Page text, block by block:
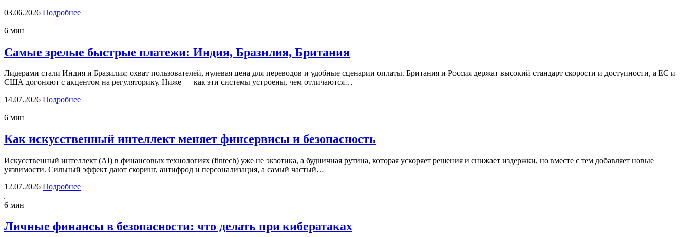
03.06.2026 Подробнее
6 мин
Самые зрелые быстрые платежи: Индия, Бразилия, Британия
Лидерами стали Индия и Бразилия: охват пользователей, нулевая цена для переводов и удобные сценарии оплаты. Британия и Россия держат высокий стандарт скорости и доступности, а ЕС и
США догоняют с акцентом на регуляторику. Ниже — как эти системы устроены, чем отличаются…
14.07.2026 Подробнее
6 мин
Как искусственный интеллект меняет финсервисы и безопасность
Искусственный интеллект (AI) в финансовых технологиях (fintech) уже не экзотика, а будничная рутина, которая ускоряет решения и снижает издержки, но вместе с тем добавляет новые
уязвимости. Сильный эффект дают скоринг, антифрод и персонализация, а самый частый…
12.07.2026 Подробнее
6 мин
Личные финансы в безопасности: что делать при кибератаках